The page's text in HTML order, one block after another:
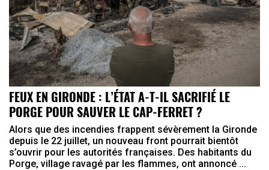
FEUX EN GIRONDE : L’ÉTAT A-T-IL SACRIFIÉ LE
PORGE POUR SAUVER LE CAP-FERRET ?
Alors que des incendies frappent sévèrement la Gironde
depuis le 22 juillet, un nouveau front pourrait bientôt
s’ouvrir pour les autorités françaises. Des habitants du
Porge, village ravagé par les flammes, ont annoncé ...